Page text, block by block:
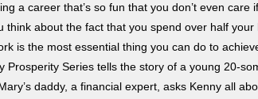
a career that’s so fun that you don’t even care
think about the fact that you spend over half
is the most essential thing you can do to
Prosperity Series tells the story of a young 20-
daddy, a financial expert, asks Kenny all